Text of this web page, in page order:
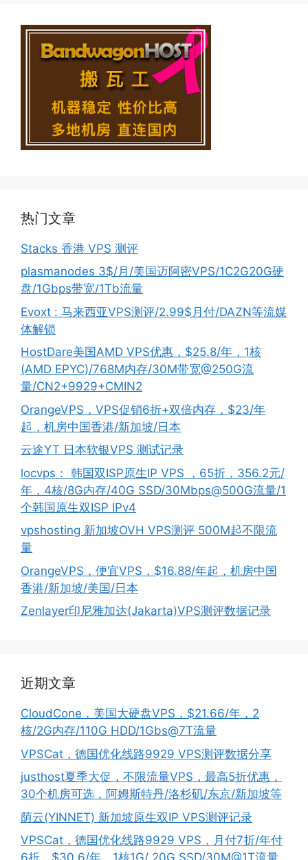
热门文章
Stacks 香港 VPS 测评
plasmanodes 3$/月/美国迈阿密VPS/1C2G20G硬
盘/1Gbps带宽/1Tb流量
Evoxt : 马来西亚VPS测评/2.99$月付/DAZN等流媒
体解锁
HostDare美国AMD VPS优惠，$25.8/年，1核
(AMD EPYC)/768M内存/30M带宽@250G流
量/CN2+9929+CMIN2
OrangeVPS，VPS促销6折+双倍内存，$23/年
起，机房中国香港/新加坡/日本
云途YT 日本软银VPS 测试记录
locvps： 韩国双ISP原生IP VPS ，65折，356.2元/
年，4核/8G内存/40G SSD/30Mbps@500G流量/1
个韩国原生双ISP IPv4
vpshosting 新加坡OVH VPS测评 500M起不限流
量
OrangeVPS，便宜VPS，$16.88/年起，机房中国
香港/新加坡/美国/日本
Zenlayer印尼雅加达(Jakarta)VPS测评数据记录
近期文章
CloudCone，美国大硬盘VPS，$21.66/年，2
核/2G内存/110G HDD/1Gbs@7T流量
VPSCat，德国优化线路9929 VPS测评数据分享
justhost夏季大促，不限流量VPS，最高5折优惠，
30个机房可选，阿姆斯特丹/洛杉矶/东京/新加坡等
荫云(YINNET) 新加坡原生双IP VPS测评记录
VPSCat，德国优化线路9929 VPS，月付7折/年付
6折，$30.6/年，1核1G/ 20G SSD/30M@1T流量